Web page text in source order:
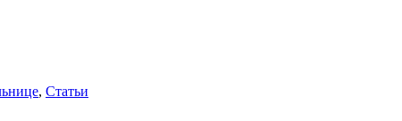
, Статьи